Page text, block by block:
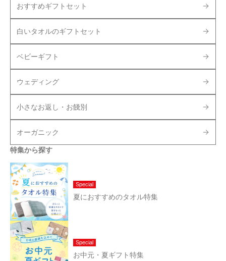
おすすめギフトセット
白いタオルのギフトセット
ベビーギフト
ウェディング
小さなお返し・お餞別
オーガニック
特集から探す
Special
夏におすすめのタオル特集
Special
お中元・夏ギフト特集